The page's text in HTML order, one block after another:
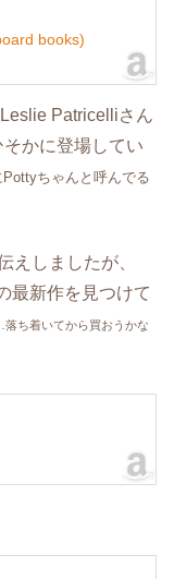
books)
Patricelliさん
かに登場してい
Pottyちゃんと呼んでる
えしましたが、
最新作を見つけて
ち着いてから買おうかな